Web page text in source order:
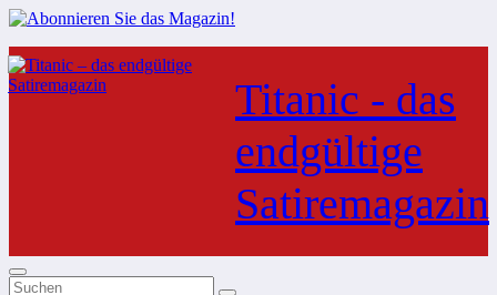
Zum
Inhalt
springen
Titanic - das
endgültige
Satiremagazin